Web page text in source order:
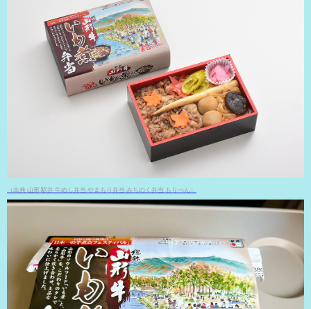
（出典 山形 駅弁 牛めし弁当 やまもり弁当 みちのく弁当 もりべん）